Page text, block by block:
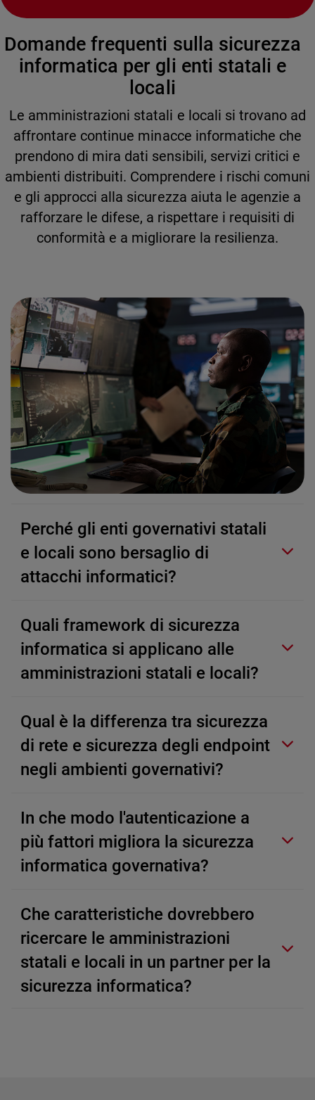
Domande frequenti sulla sicurezza
informatica per gli enti statali e
locali
Le amministrazioni statali e locali si trovano ad
affrontare continue minacce informatiche che
prendono di mira dati sensibili, servizi critici e
ambienti distribuiti. Comprendere i rischi comuni
e gli approcci alla sicurezza aiuta le agenzie a
rafforzare le difese, a rispettare i requisiti di
conformità e a migliorare la resilienza.
Perché gli enti governativi statali
e locali sono bersaglio di
attacchi informatici?
Quali framework di sicurezza
informatica si applicano alle
amministrazioni statali e locali?
Qual è la differenza tra sicurezza
di rete e sicurezza degli endpoint
negli ambienti governativi?
In che modo l'autenticazione a
più fattori migliora la sicurezza
informatica governativa?
Che caratteristiche dovrebbero
ricercare le amministrazioni
statali e locali in un partner per la
sicurezza informatica?